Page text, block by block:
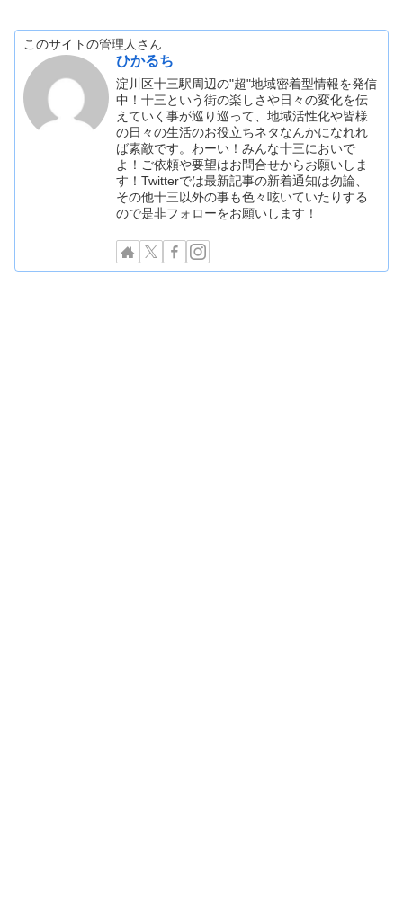
このサイトの管理人さん
ひかるち
淀川区十三駅周辺の"超"地域密着型情報を発信
中！十三という街の楽しさや日々の変化を伝
えていく事が巡り巡って、地域活性化や皆様
の日々の生活のお役立ちネタなんかになれれ
ば素敵です。わーい！みんな十三においで
よ！ご依頼や要望はお問合せからお願いしま
す！Twitterでは最新記事の新着通知は勿論、
その他十三以外の事も色々呟いていたりする
ので是非フォローをお願いします！